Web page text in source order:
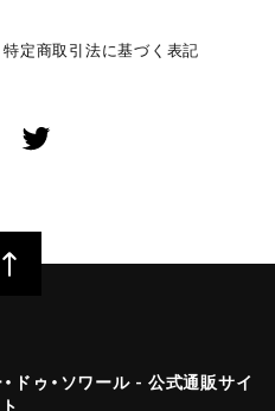
特定商取引法に基づく表記
ドゥ・ソワール - 公式通販サイ
ト